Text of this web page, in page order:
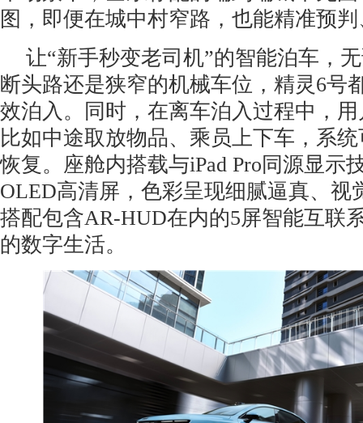
图，即便在城中村窄路，也能精准预
让“新手秒变老司机”的智能泊车，
断头路还是狭窄的机械车位，精灵6号
效泊入。同时，在离车泊入过程中，
比如中途取放物品、乘员上下车，系
恢复。座舱内搭载与iPad Pro同源显示
OLED高清屏，色彩呈现细腻逼真、视
搭配包含AR-HUD在内的5屏智能互联
的数字生活。